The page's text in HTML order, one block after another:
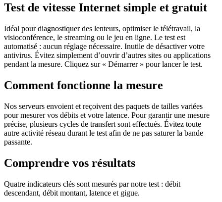
Test de vitesse Internet simple et gratuit
Idéal pour diagnostiquer des lenteurs, optimiser le télétravail, la
visioconférence, le streaming ou le jeu en ligne. Le test est
automatisé : aucun réglage nécessaire. Inutile de désactiver votre
antivirus. Évitez simplement d’ouvrir d’autres sites ou applications
pendant la mesure. Cliquez sur « Démarrer » pour lancer le test.
Comment fonctionne la mesure
Nos serveurs envoient et reçoivent des paquets de tailles variées
pour mesurer vos débits et votre latence. Pour garantir une mesure
précise, plusieurs cycles de transfert sont effectués. Évitez toute
autre activité réseau durant le test afin de ne pas saturer la bande
passante.
Comprendre vos résultats
Quatre indicateurs clés sont mesurés par notre test : débit
descendant, débit montant, latence et gigue.